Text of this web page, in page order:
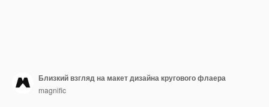
Близкий взгляд на макет дизайна кругового флаера
magnific